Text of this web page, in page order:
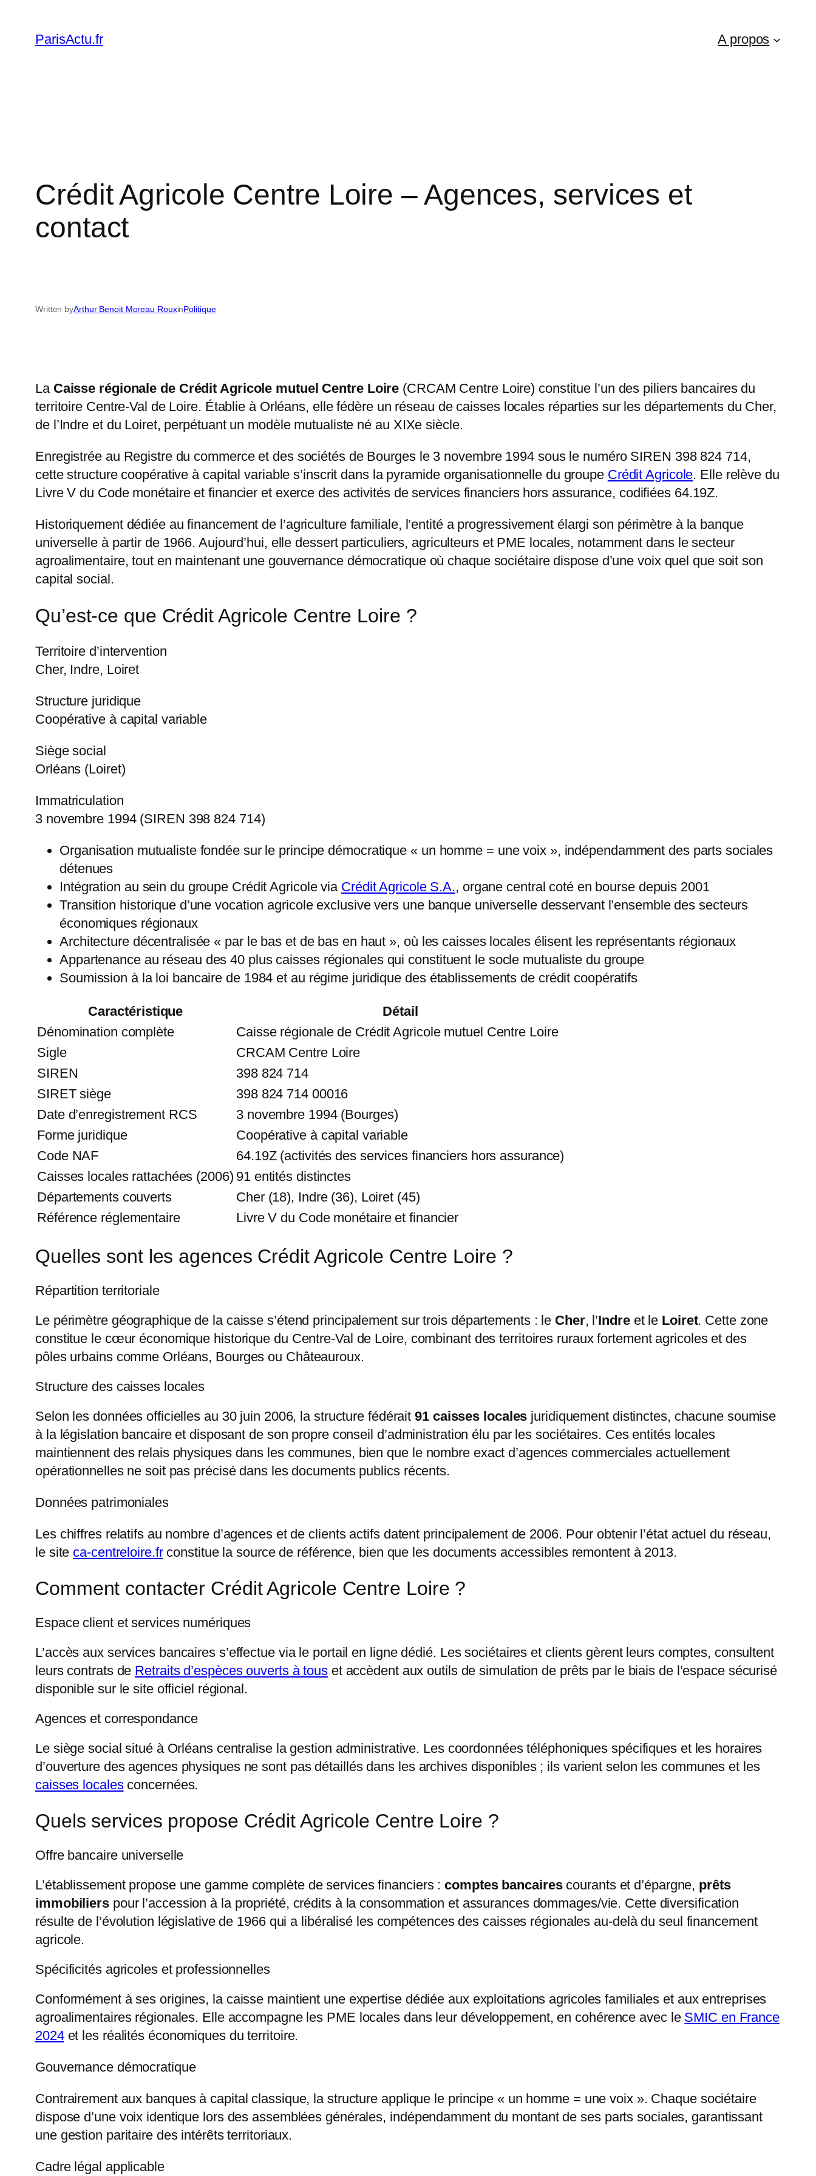
content
ParisActu.fr A propos
Crédit Agricole Centre Loire – Agences, services et
contact
Written byArthur Benoit Moreau RouxinPolitique
La Caisse régionale de Crédit Agricole mutuel Centre Loire (CRCAM Centre Loire) constitue l’un des piliers bancaires du
territoire Centre-Val de Loire. Établie à Orléans, elle fédère un réseau de caisses locales réparties sur les départements du Cher,
de l’Indre et du Loiret, perpétuant un modèle mutualiste né au XIXe siècle.
Enregistrée au Registre du commerce et des sociétés de Bourges le 3 novembre 1994 sous le numéro SIREN 398 824 714,
cette structure coopérative à capital variable s’inscrit dans la pyramide organisationnelle du groupe Crédit Agricole. Elle relève du
Livre V du Code monétaire et financier et exerce des activités de services financiers hors assurance, codifiées 64.19Z.
Historiquement dédiée au financement de l’agriculture familiale, l’entité a progressivement élargi son périmètre à la banque
universelle à partir de 1966. Aujourd’hui, elle dessert particuliers, agriculteurs et PME locales, notamment dans le secteur
agroalimentaire, tout en maintenant une gouvernance démocratique où chaque sociétaire dispose d’une voix quel que soit son
capital social.
Qu’est-ce que Crédit Agricole Centre Loire ?
Territoire d’intervention
Cher, Indre, Loiret
Structure juridique
Coopérative à capital variable
Siège social
Orléans (Loiret)
Immatriculation
3 novembre 1994 (SIREN 398 824 714)
Organisation mutualiste fondée sur le principe démocratique « un homme = une voix », indépendamment des parts sociales
détenues
Intégration au sein du groupe Crédit Agricole via Crédit Agricole S.A., organe central coté en bourse depuis 2001
Transition historique d’une vocation agricole exclusive vers une banque universelle desservant l’ensemble des secteurs
économiques régionaux
Architecture décentralisée « par le bas et de bas en haut », où les caisses locales élisent les représentants régionaux
Appartenance au réseau des 40 plus caisses régionales qui constituent le socle mutualiste du groupe
Soumission à la loi bancaire de 1984 et au régime juridique des établissements de crédit coopératifs
Caractéristique
Détail
Dénomination complète
Caisse régionale de Crédit Agricole mutuel Centre Loire
Sigle
CRCAM Centre Loire
SIREN
398 824 714
SIRET siège
398 824 714 00016
Date d’enregistrement RCS
3 novembre 1994 (Bourges)
Forme juridique
Coopérative à capital variable
Code NAF
64.19Z (activités des services financiers hors assurance)
Caisses locales rattachées (2006) 91 entités distinctes
Départements couverts
Cher (18), Indre (36), Loiret (45)
Référence réglementaire
Livre V du Code monétaire et financier
Quelles sont les agences Crédit Agricole Centre Loire ?
Répartition territoriale
Le périmètre géographique de la caisse s’étend principalement sur trois départements : le Cher, l’Indreet le Loiret. Cette zone
constitue le cœur économique historique du Centre-Val de Loire, combinant des territoires ruraux fortement agricoles et des
pôles urbains comme Orléans, Bourges ou Châteauroux.
Structure des caisses locales
Selon les données officielles au 30 juin 2006, la structure fédérait91 caisses locales juridiquement distinctes, chacune soumise
à la législation bancaire et disposant de son propre conseil d’administration élu par les sociétaires. Ces entités locales
maintiennent des relais physiques dans les communes, bien que le nombre exact d’agences commerciales actuellement
opérationnelles ne soit pas précisé dans les documents publics récents.
Données patrimoniales
Les chiffres relatifs au nombre d’agences et de clients actifs datent principalement de 2006. Pour obtenir l’état actuel du réseau,
le site ca-centreloire.frconstitue la source de référence, bien que les documents accessibles remontent à 2013.
Comment contacter Crédit Agricole Centre Loire ?
Espace client et services numériques
L’accès aux services bancaires s’effectue via le portail en ligne dédié. Les sociétaires et clients gèrent leurs comptes, consultent
leurs contrats de Retraits d’espèces ouverts à touset accèdent aux outils de simulation de prêts par le biais de l’espace sécurisé
disponible sur le site officiel régional.
Agences et correspondance
Le siège social situé à Orléans centralise la gestion administrative. Les coordonnées téléphoniques spécifiques et les horaires
d’ouverture des agences physiques ne sont pas détaillés dans les archives disponibles ; ils varient selon les communes et les
caisses localesconcernées.
Quels services propose Crédit Agricole Centre Loire ?
Offre bancaire universelle
L’établissement propose une gamme complète de services financiers :comptes bancairescourants et d’épargne, prêts
immobilierspour l’accession à la propriété, crédits à la consommation et assurances dommages/vie. Cette diversification
résulte de l’évolution législative de 1966 qui a libéralisé les compétences des caisses régionales au-delà du seul financement
agricole.
Spécificités agricoles et professionnelles
Conformément à ses origines, la caisse maintient une expertise dédiée aux exploitations agricoles familiales et aux entreprises
agroalimentaires régionales. Elle accompagne les PME locales dans leur développement, en cohérence avec le SMIC en France
2024et les réalités économiques du territoire.
Gouvernance démocratique
Contrairement aux banques à capital classique, la structure applique le principe « un homme = une voix ». Chaque sociétaire
dispose d’une voix identique lors des assemblées générales, indépendamment du montant de ses parts sociales, garantissant
une gestion paritaire des intérêts territoriaux.
Cadre légal applicable